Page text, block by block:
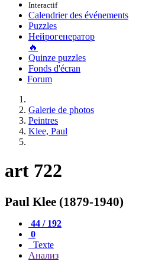
Interactif
Calendrier des événements
Puzzles
Нейрогенератор
🔥
Quinze puzzles
Fonds d'écran
Forum
Galerie de photos
Peintres
Klee, Paul
art 722
Paul Klee (1879-1940)
44 / 192
0
Texte
Анализ